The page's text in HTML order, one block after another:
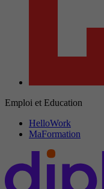
Emploi et Education
HelloWork
MaFormation